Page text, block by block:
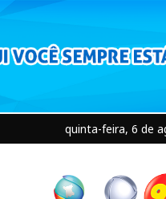
quinta-feira, 6 de